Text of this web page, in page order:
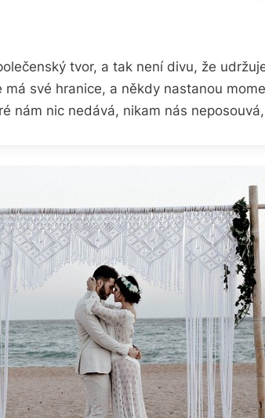
tvor, a tak není divu, že
má své hranice, a někdy nastanou
nám nic nedává, nikam nás